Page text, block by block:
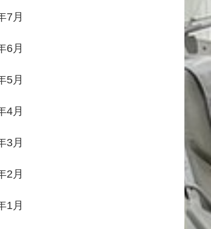
7月
6月
5月
4月
3月
2月
1月